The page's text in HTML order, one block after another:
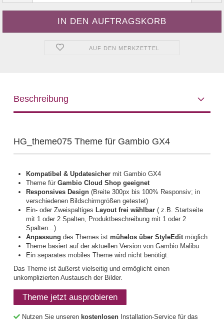
AUF DEN MERKZETTEL
Beschreibung
HG_theme075 Theme für Gambio GX4
Kompatibel & Updatesichermit Gambio GX4
Theme für Gambio Cloud Shop geeignet
Responsives Design(Breite 300px bis 100% Responsiv; in
verschiedenen Bildschirmgrößen getestet)
Ein- oder Zweispaltiges Layout frei wählbar( z.B. Startseite
mit 1 oder 2 Spalten, Produktbeschreibung mit 1 oder 2
Spalten...)
Anpassung des Themes ist mühelos über StyleEditmöglich
Theme basiert auf der aktuellen Version von Gambio Malibu
Ein separates mobiles Theme wird nicht benötigt.
Das Theme ist äußerst vielseitig und ermöglicht einen
unkomplizierten Austausch der Bilder.
Theme jetzt ausprobieren
Nutzen Sie unseren kostenlosenInstallation-Service für das